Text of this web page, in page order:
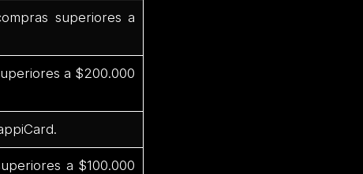
superiores a
a $200.000
a $100.000